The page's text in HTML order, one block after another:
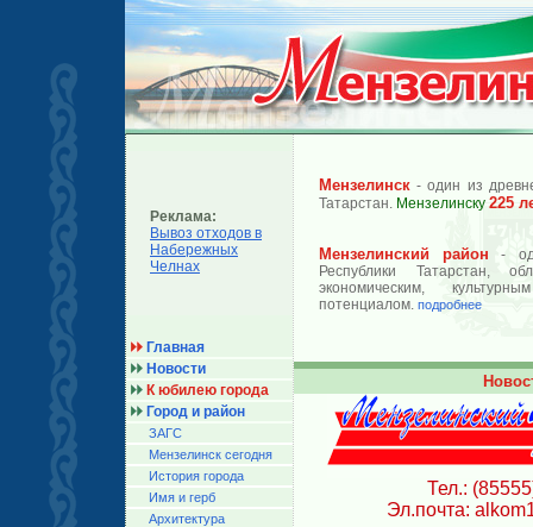
Реклама:
Вывоз отходов в
Набережных
Челнах
Главная
Новости
К юбилею города
Город и район
ЗАГС
Мензелинск сегодня
История города
Имя и герб
Архитектура
Мензелинск - один из
Татарстан. Мензелинску 225
Мензелинский район -
Республики Татарстан,
экономическим,
потенциалом. подробнее
Тел.:
Эл.почта: